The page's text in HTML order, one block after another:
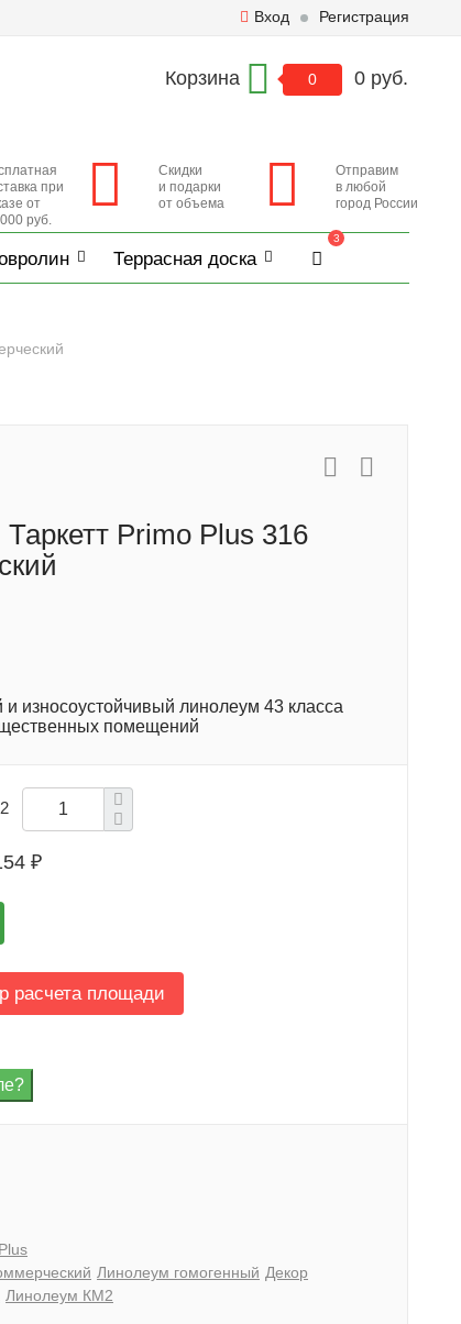
Вход Регистрация
Корзина 0 0 руб.
при
от
руб.
Скидки
и подарки
от объема
Отправим
в любой
город России
Террасная доска
3
Primo Plus 316
износоустойчивый линолеум 43 класса
помещений
₽
расчета площади
Линолеум гомогенный Декор
Линолеум КМ2